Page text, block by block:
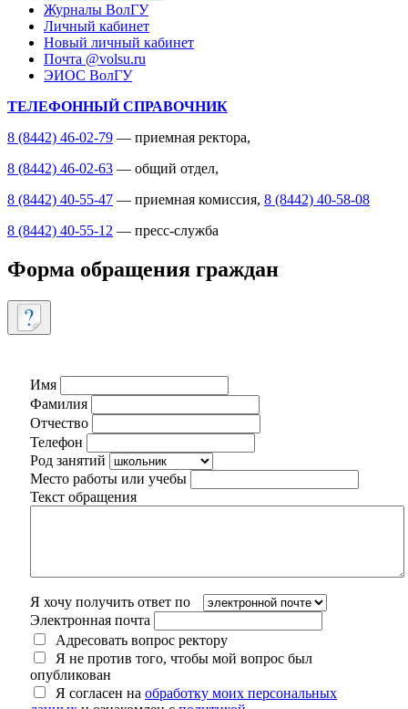
Журналы ВолГУ
Личный кабинет
Новый личный кабинет
Почта @volsu.ru
ЭИОС ВолГУ
ТЕЛЕФОННЫЙ СПРАВОЧНИК
8 (8442) 46-02-79 — приемная ректора,
8 (8442) 46-02-63 — общий отдел,
8 (8442) 40-55-47 — приемная комиссия, 8 (8442) 40-58-08
8 (8442) 40-55-12 — пресс-служба
Форма обращения граждан
Имя
Фамилия
Отчество
Телефон
Род занятий
Место работы или учебы
Текст обращения
Я хочу получить ответ по
Электронная почта
Адресовать вопрос ректору
Я не против того, чтобы мой вопрос был
опубликован
Я согласен на обработку моих персональных